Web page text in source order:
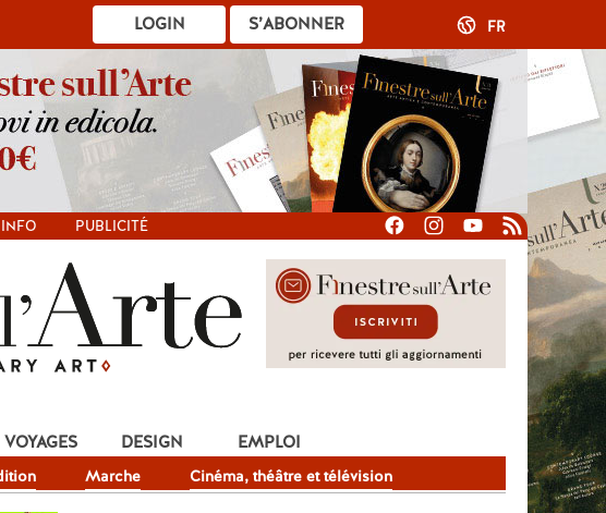
S’ABONNER
LOGIN FR
INFO PUBLICITÉ
Marche Cinéma, théâtre et télévision
VOYAGES DESIGN EMPLOI